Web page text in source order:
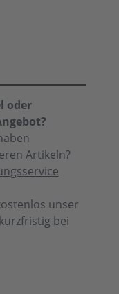
oder
Artikeln?
unser
bei